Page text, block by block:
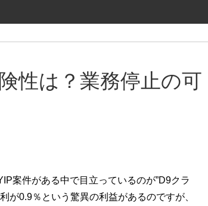
性は？業務停止の可
案件がある中で目立っているのが”D9クラ
が0.9％という驚異の利益があるのですが、